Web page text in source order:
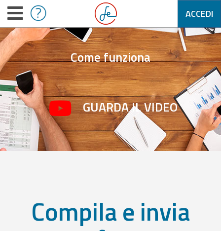
ACCEDI
Come funziona
GUARDA IL VIDEO
Compila e invia